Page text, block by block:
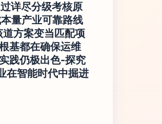
详尽分级考核原
量产业可靠路线
方案变当匹配项
基都在确保运维
践仍极出色-探究
在智能时代中掘进